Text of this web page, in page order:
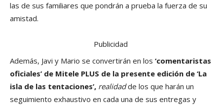
las de sus familiares que pondrán a prueba la fuerza de su
amistad.
Publicidad
Además, Javi y Mario se convertirán en los ‘comentaristas
oficiales’ de Mitele PLUS de la presente edición de ‘La
isla de las tentaciones’, realidadde los que harán un
seguimiento exhaustivo en cada una de sus entregas y